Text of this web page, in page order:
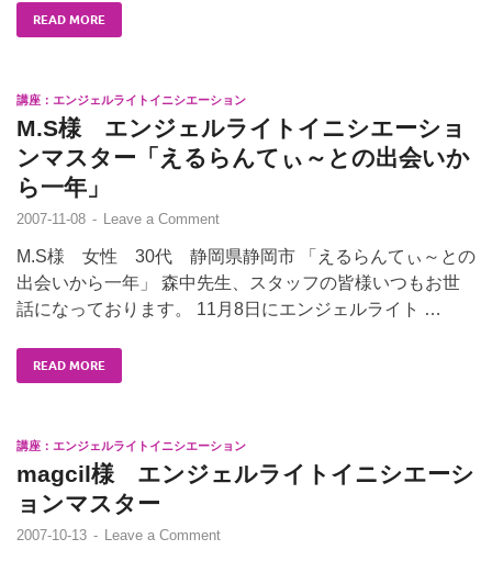
READ MORE
講座：エンジェルライトイニシエーション
M.S様 エンジェルライトイニシエーショ
ンマスター「えるらんてぃ～との出会いか
ら一年」
2007-11-08 - Leave a Comment
M.S様 女性 30代 静岡県静岡市 「えるらんてぃ～との
出会いから一年」 森中先生、スタッフの皆様いつもお世
話になっております。 11月8日にエンジェルライト …
READ MORE
講座：エンジェルライトイニシエーション
magcil様 エンジェルライトイニシエーシ
ョンマスター
2007-10-13 - Leave a Comment